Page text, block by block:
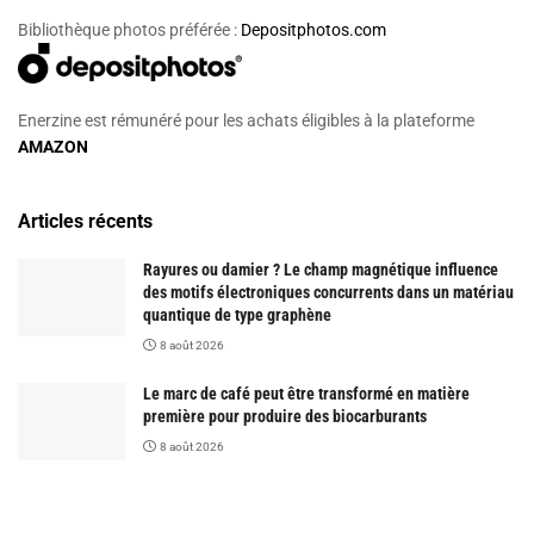
Bibliothèque photos préférée : Depositphotos.com
Enerzine est rémunéré pour les achats éligibles à la plateforme
AMAZON
Articles récents
Rayures ou damier ? Le champ magnétique influence
des motifs électroniques concurrents dans un matériau
quantique de type graphène
8 août 2026
Le marc de café peut être transformé en matière
première pour produire des biocarburants
8 août 2026